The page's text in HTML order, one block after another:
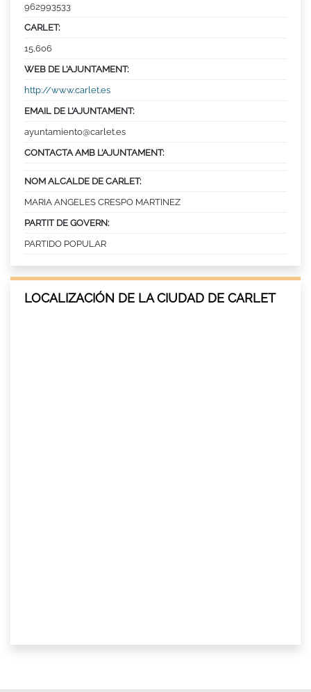
962993533
CARLET:
15,606
WEB DE L’AJUNTAMENT:
http://www.carlet.es
EMAIL DE L’AJUNTAMENT:
ayuntamiento@carlet.es
CONTACTA AMB L’AJUNTAMENT:
NOM ALCALDE DE CARLET:
MARIA ANGELES CRESPO MARTINEZ
PARTIT DE GOVERN:
PARTIDO POPULAR
LOCALIZACIÓN DE LA CIUDAD DE CARLET